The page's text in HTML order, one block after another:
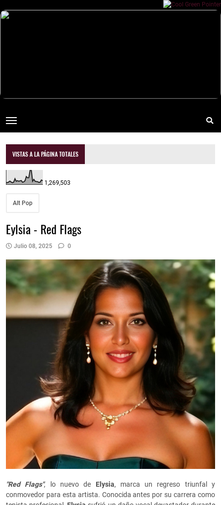
VISTAS A LA PÁGINA TOTALES
1,269,503
Alt Pop
Eylsia - Red Flags
Julio 08, 2025 0
"Red Flags", lo nuevo de Elysia, marca un regreso triunfal y
conmovedor para esta artista. Conocida antes por su carrera como